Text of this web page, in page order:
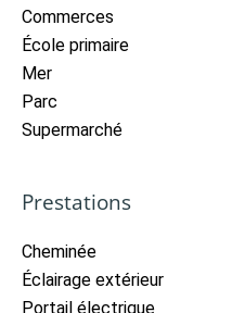
Commerces
École primaire
Mer
Parc
Supermarché
Prestations
Cheminée
Éclairage extérieur
Portail électrique